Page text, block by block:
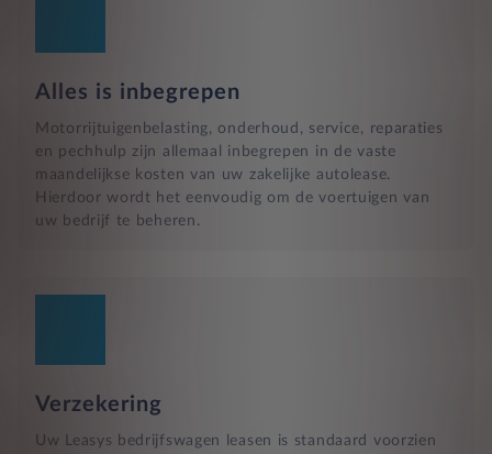
Alles is inbegrepen
Motorrijtuigenbelasting, onderhoud, service, reparaties
en pechhulp zijn allemaal inbegrepen in de vaste
maandelijkse kosten van uw zakelijke autolease.
Hierdoor wordt het eenvoudig om de voertuigen van
uw bedrijf te beheren.
Verzekering
Uw Leasys bedrijfswagen leasen is standaard voorzien